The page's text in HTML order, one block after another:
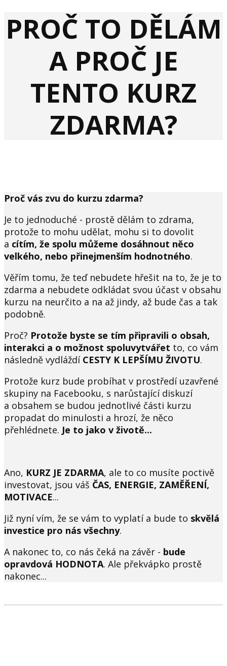
PROČ TO DĚLÁM
A PROČ JE
TENTO KURZ
ZDARMA?
Proč vás zvu do kurzu zdarma?
Je to jednoduché - prostě dělám to zdrama,
protože to mohu udělat, mohu si to dovolit
a cítím, že spolu můžeme dosáhnout něco
velkého, nebo přinejmenším hodnotného.
Věřím tomu, že teď nebudete hřešit na to, že je to
zdarma a nebudete odkládat svou účast v obsahu
kurzu na neurčito a na až jindy, až bude čas a tak
podobně.
Proč? Protože byste se tím připravili o obsah,
interakci a o možnost spoluvytvářet to, co vám
následně vydláždí CESTY K LEPŠÍMU ŽIVOTU.
Protože kurz bude probíhat v prostředí uzavřené
skupiny na Facebooku, s narůstající diskuzí
a obsahem se budou jednotlivé části kurzu
propadat do minulosti a hrozí, že něco
přehlédnete. Je to jako v životě...
Ano, KURZ JE ZDARMA, ale to co musíte poctivě
investovat, jsou váš ČAS, ENERGIE, ZAMĚŘENÍ,
MOTIVACE...
Již nyní vím, že se vám to vyplatí a bude to skvělá
investice pro nás všechny.
A nakonec to, co nás čeká na závěr - bude
opravdová HODNOTA. Ale překvápko prostě
nakonec...